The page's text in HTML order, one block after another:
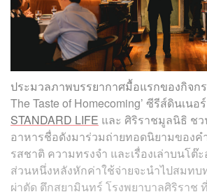
ประมวลภาพบรรยากาศมื้อแรกของกิจกร
The Taste of Homecoming’ ซีรีส์ดินเน
STANDARD LIFE และ ศิริราชมูลนิธิ ช
อาหารชื่อดังมาร่วมถ่ายทอดนิยามของคำ
รสชาติ ความทรงจำ และเรื่องเล่าบนโต๊
ส่วนหนึ่งหลังหักค่าใช้จ่ายจะนำไปสมทบ
ผ่าตัด ตึกสยามินทร์ โรงพยาบาลศิริราช